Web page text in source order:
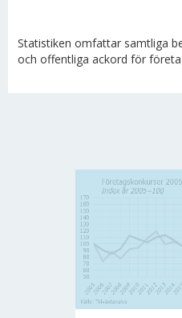
Statistiken omfattar samtliga
och offentliga ackord för